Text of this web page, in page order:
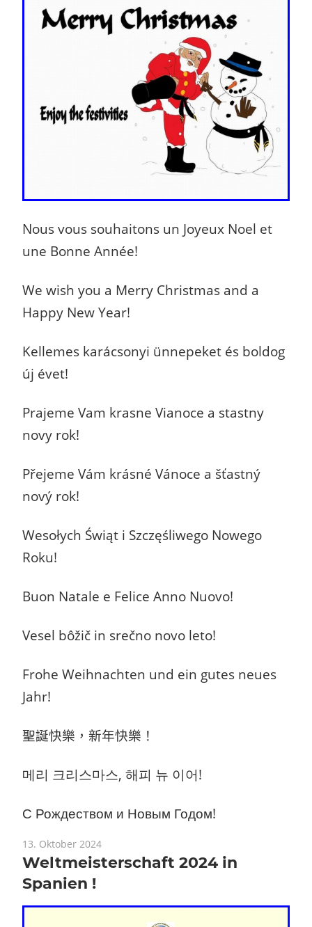
Nous vous souhaitons un Joyeux Noel et
une Bonne Année!
We wish you a Merry Christmas and a
Happy New Year!
Kellemes karácsonyi ünnepeket és boldog
új évet!
Prajeme Vam krasne Vianoce a stastny
novy rok!
Přejeme Vám krásné Vánoce a šťastný
nový rok!
Wesołych Świąt i Szczęśliwego Nowego
Roku!
Buon Natale e Felice Anno Nuovo!
Vesel bôžič in srečno novo leto!
Frohe Weihnachten und ein gutes neues
Jahr!
聖誕快樂，新年快樂 ！
메리 크리스마스, 해피 뉴 이어!
С Рождеством и Новым Годом!
13. Oktober 2024
Weltmeisterschaft 2024 in
Spanien !